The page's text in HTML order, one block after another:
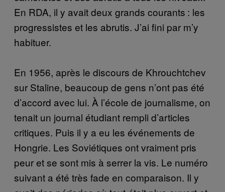
En RDA, il y avait deux grands courants : les
progressistes et les abrutis. J’ai fini par m’y
habituer.
En 1956, après le discours de Khrouchtchev
sur Staline, beaucoup de gens n’ont pas été
d’accord avec lui. À l’école de journalisme, on
tenait un journal étudiant rempli d’articles
critiques. Puis il y a eu les événements de
Hongrie. Les Soviétiques ont vraiment pris
peur et se sont mis à serrer la vis. Le numéro
suivant a été très fade en comparaison. Il y